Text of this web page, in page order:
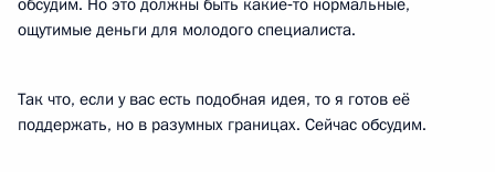
обсудим. Но это должны быть какие‑то нормальные,
ощутимые деньги для молодого специалиста.
Так что, если у вас есть подобная идея, то я готов её
поддержать, но в разумных границах. Сейчас обсудим.